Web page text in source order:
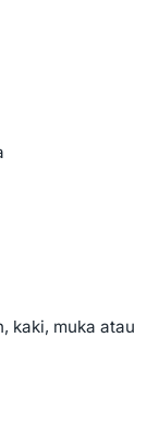
kaki, muka atau